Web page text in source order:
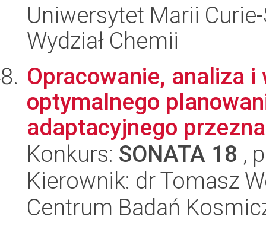
Uniwersytet Marii
Wydział Chemii
Opracowanie, analiza
optymalnego
adaptacyjnego
Konkurs: SONATA 18 ,
Kierownik: dr Tomasz
Centrum Badań